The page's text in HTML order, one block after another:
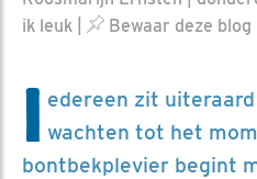
ik leuk
Bewaar deze blog
I edereen zit
wachten tot het
bontbekplevier begint